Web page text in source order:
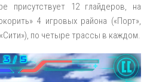
присутствует 12 глайдеров, на
4 игровых района («Порт»,
по четыре трассы в каждом.